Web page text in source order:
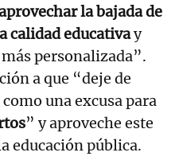
la bajada de
calidad educativay
personalizada”.
a que “deje de
una excusa para
” y aproveche este
educación pública.